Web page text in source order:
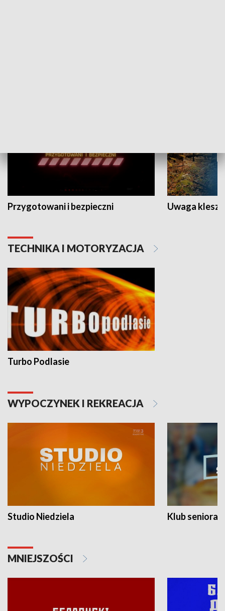
Przygotowani i bezpieczni Uwaga
TECHNIKA I MOTORYZACJA
Turbo Podlasie
WYPOCZYNEK I REKREACJA
Studio Niedziela Klub seniora
MNIEJSZOŚCI